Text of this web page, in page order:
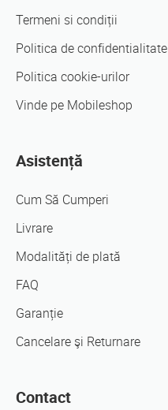
Termeni si condiții
Politica de confidentialitate
Politica cookie-urilor
Vinde pe Mobileshop
Asistență
Cum Să Cumperi
Livrare
Modalități de plată
FAQ
Garanție
Cancelare şi Returnare
Contact